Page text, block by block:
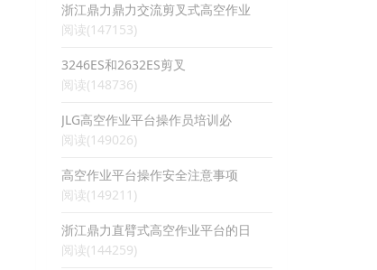
浙江鼎力鼎力交流剪叉式高空作业
阅读(147153)
3246ES和2632ES剪叉
阅读(148736)
JLG高空作业平台操作员培训必
阅读(149026)
高空作业平台操作安全注意事项
阅读(149211)
浙江鼎力直臂式高空作业平台的日
阅读(144259)